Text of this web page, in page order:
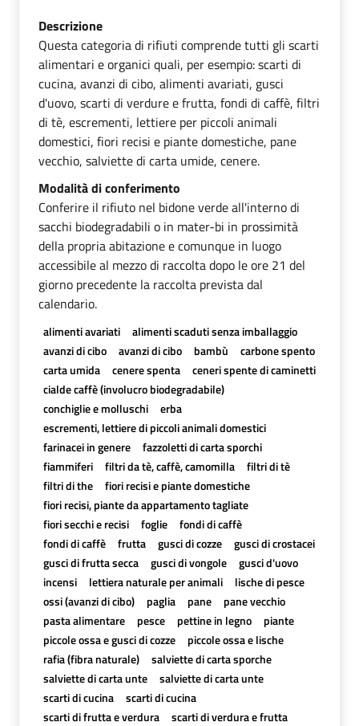
Descrizione
Questa categoria di rifiuti comprende tutti gli scarti
alimentari e organici quali, per esempio: scarti di
cucina, avanzi di cibo, alimenti avariati, gusci
d'uovo, scarti di verdure e frutta, fondi di caffè, filtri
di tè, escrementi, lettiere per piccoli animali
domestici, fiori recisi e piante domestiche, pane
vecchio, salviette di carta umide, cenere.
Modalità di conferimento
Conferire il rifiuto nel bidone verde all'interno di
sacchi biodegradabili o in mater-bi in prossimità
della propria abitazione e comunque in luogo
accessibile al mezzo di raccolta dopo le ore 21 del
giorno precedente la raccolta prevista dal
calendario.
alimenti avariati
alimenti scaduti senza imballaggio
avanzi di cibo
avanzi di cibo bambù
carbone spento
carta umida
cenere spenta
ceneri spente di caminetti
cialde caffè (involucro biodegradabile)
conchiglie e molluschi
erba
escrementi, lettiere di piccoli animali domestici
farinacei in genere
fazzoletti di carta sporchi
fiammiferi
filtri da tè, caffè, camomilla
filtri di tè
filtri di the
fiori recisi e piante domestiche
fiori recisi, piante da appartamento tagliate
fiori secchi e recisi
foglie
fondi di caffè
fondi di caffè
frutta gusci di cozze
gusci di crostacei
gusci di frutta secca
gusci di vongole
gusci d'uovo
incensi
lettiera naturale per animali
lische di pesce
ossi (avanzi di cibo)
paglia pane
pane vecchio
pasta alimentare
pesce pettine in legno
piante
piccole ossa e gusci di cozze
piccole ossa e lische
rafia (fibra naturale)
salviette di carta sporche
salviette di carta unte
salviette di carta unte
scarti di cucina
scarti di cucina
scarti di frutta e verdura
scarti di verdura e frutta